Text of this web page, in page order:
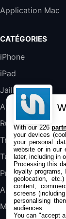
Blanc
357,4€
Jeu
Application Mac
CATÉGORIES
iPhone
iPad
Jailbreak
Applications
Rumeurs
Trucs & astuces
Tests
Promos
Apple
Mac
With our 226
your devices
your personal
website or in our
later, including in
Processing this
loyalty programs,
geolocation,
content,
screens
personalising
audiences.
You can "accept